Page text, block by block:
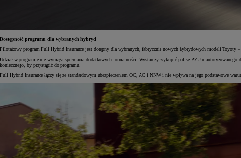
Dostępność programu dla wybranych hybryd
Pilotażowy program Full Hybrid Insurance jest dotępny dla wybranych, fabrycznie nowych hybrydowych modeli Toyoty
Udział w programie nie wymaga spełniania dodatkowych formalności. Wystarczy wykupić polisę PZU u
koniecznego, by przystąpić do programu.
Full Hybrid Insurance łączy się ze standardowym ubezpieczeniem OC, AC i NNW i nie wpływa na jego podstawowe